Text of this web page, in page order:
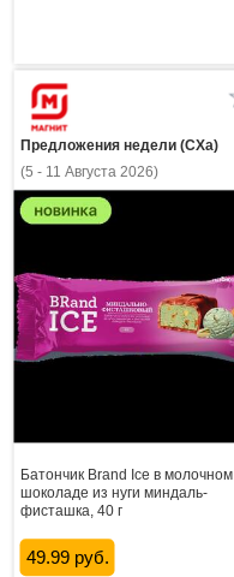
Предложения недели (СХа)
(5 - 11 Августа 2026)
Батончик Brand Ice в молочном
шоколаде из нуги миндаль-
фисташка, 40 г
49.99 руб.